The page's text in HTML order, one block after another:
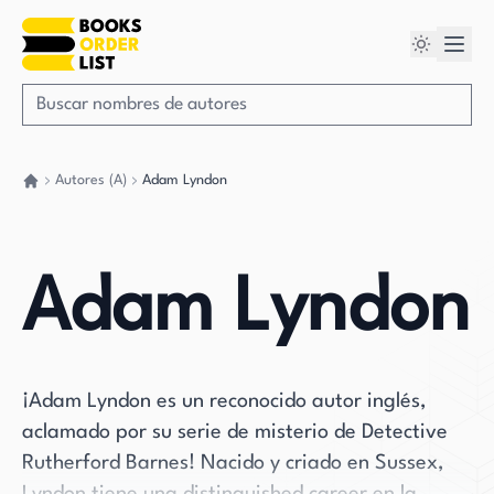
Autores (A) Adam Lyndon
Adam Lyndon
¡Adam Lyndon es un reconocido autor inglés,
aclamado por su serie de misterio de Detective
Rutherford Barnes! Nacido y criado en Sussex,